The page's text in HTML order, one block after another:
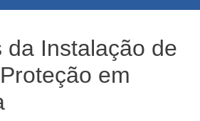
da Instalação de
em